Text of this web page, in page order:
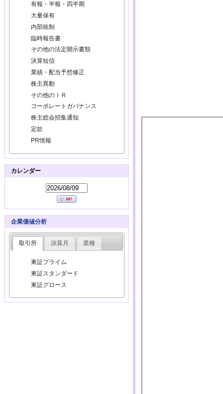
有報・半報・四半期
大量保有
内部統制
臨時報告書
その他の法定開示書類
決算短信
業績・配当予想修正
株主異動
その他のＩＲ
コーポレートガバナンス
株主総会招集通知
定款
PR情報
カレンダー
企業価値分析
取引所 決算月 業種
東証プライム
東証スタンダード
東証グロース